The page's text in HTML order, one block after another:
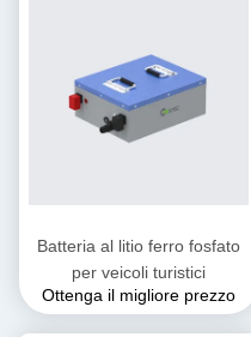
Batteria al litio ferro fosfato
per veicoli turistici
Ottenga il migliore prezzo